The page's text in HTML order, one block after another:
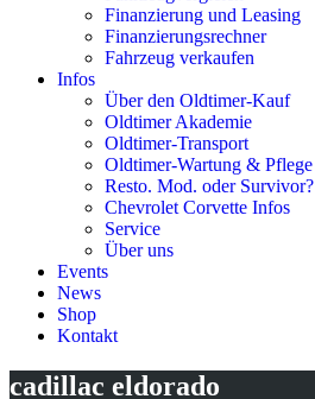
Finanzierung und Leasing
Finanzierungsrechner
Fahrzeug verkaufen
Infos
Über den Oldtimer-Kauf
Oldtimer Akademie
Oldtimer-Transport
Oldtimer-Wartung & Pflege
Resto. Mod. oder Survivor?
Chevrolet Corvette Infos
Service
Über uns
Events
News
Shop
Kontakt
cadillac eldorado